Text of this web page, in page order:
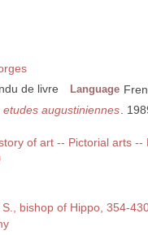
de livre Language
etudes augustiniennes .
of art -- Pictorial arts --
bishop of Hippo, 354-